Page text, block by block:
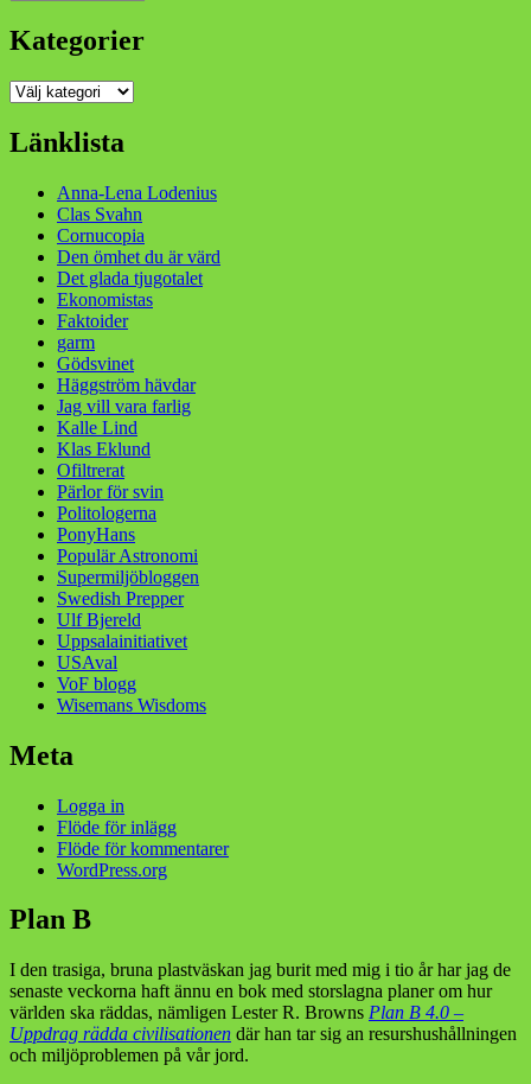
Kategorier
Kategorier
Länklista
Anna-Lena Lodenius
Clas Svahn
Cornucopia
Den ömhet du är värd
Det glada tjugotalet
Ekonomistas
Faktoider
garm
Gödsvinet
Häggström hävdar
Jag vill vara farlig
Kalle Lind
Klas Eklund
Ofiltrerat
Pärlor för svin
Politologerna
PonyHans
Populär Astronomi
Supermiljöbloggen
Swedish Prepper
Ulf Bjereld
Uppsalainitiativet
USAval
VoF blogg
Wisemans Wisdoms
Meta
Logga in
Flöde för inlägg
Flöde för kommentarer
WordPress.org
Plan B
I den trasiga, bruna plastväskan jag burit med mig i tio år har jag de
senaste veckorna haft ännu en bok med storslagna planer om hur
världen ska räddas, nämligen Lester R. Browns Plan B 4.0 –
Uppdrag rädda civilisationen där han tar sig an resurshushållningen
och miljöproblemen på vår jord.